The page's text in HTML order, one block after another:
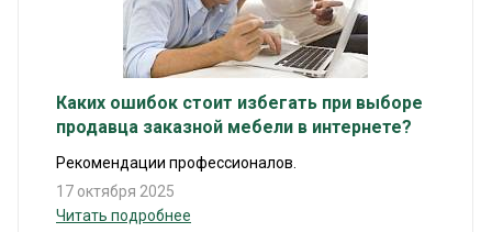
Каких ошибок стоит избегать при выборе
продавца заказной мебели в интернете?
Рекомендации профессионалов.
17 октября 2025
Читать подробнее